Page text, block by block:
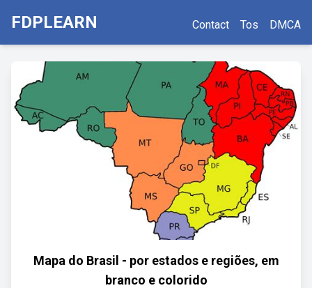
FDPLEARN Contact Tos DMCA
Mapa do Brasil - por estados e regiões, em
branco e colorido